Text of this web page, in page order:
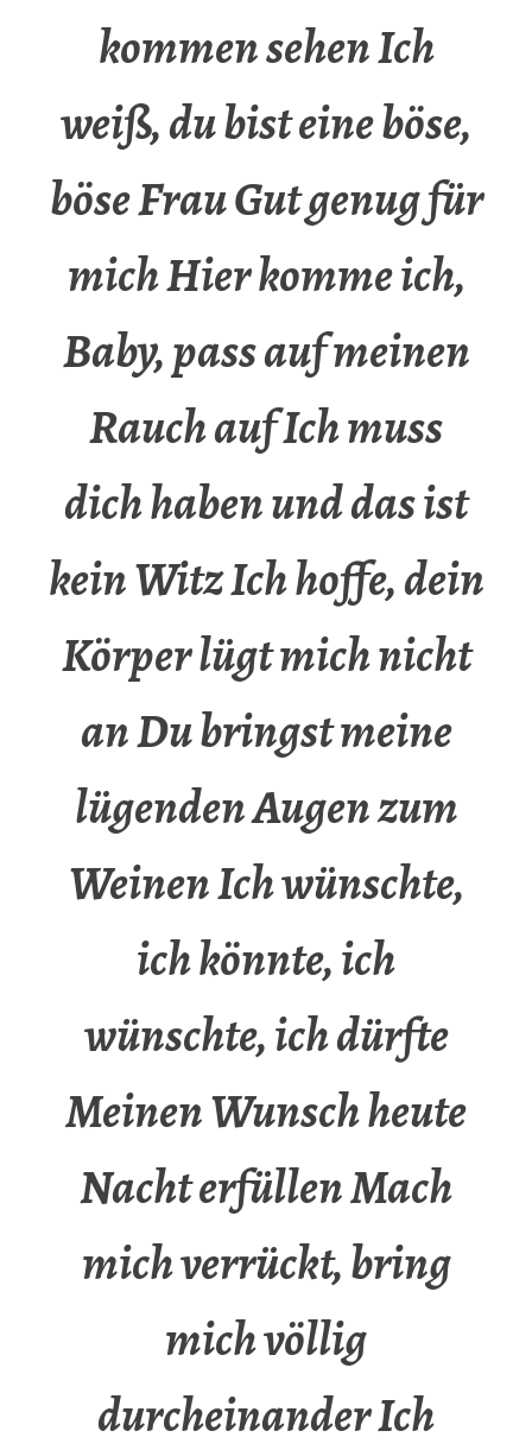
kommen sehen Ich
weiß, du bist eine böse,
böse Frau Gut genug für
mich Hier komme ich,
Baby, pass auf meinen
Rauch auf Ich muss
dich haben und das ist
kein Witz Ich hoffe, dein
Körper lügt mich nicht
an Du bringst meine
lügenden Augen zum
Weinen Ich wünschte,
ich könnte, ich
wünschte, ich dürfte
Meinen Wunsch heute
Nacht erfüllen Mach
mich verrückt, bring
mich völlig
durcheinander Ich